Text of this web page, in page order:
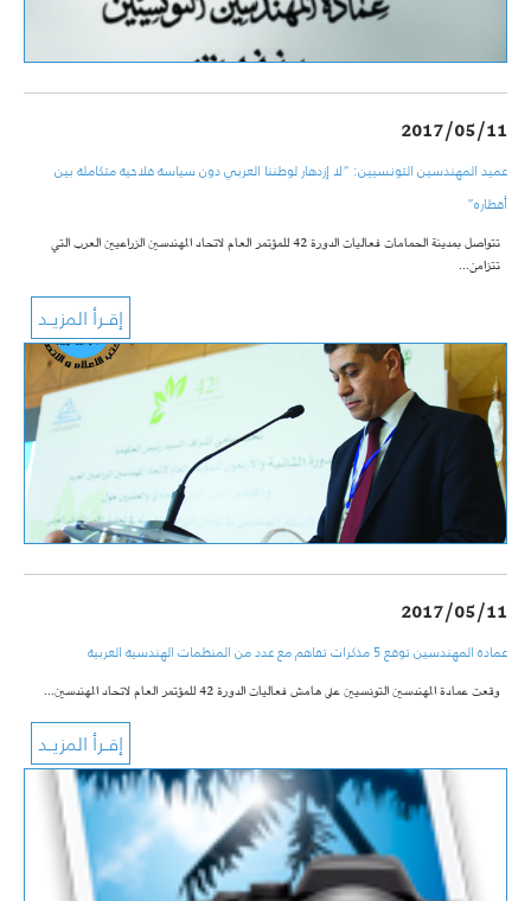
2017/05/11
عميد المهندسين التونسيين: “لا إزدهار لوطننا العربي دون سياسة فلاحية متكاملة بين
أقطاره”
تتواصل بمدينة الحمامات فعاليات الدورة 42 للمؤتمر العام لاتحاد المهندسين الزراعيين العرب التي
تتزامن…
2017/05/11
عمادة المهندسين توقع 5 مذكرات تفاهم مع عدد من المنظمات الهندسية العربية
وقعت عمادة المهندسين التونسيين على هامش فعاليات الدورة 42 للمؤتمر العام لاتحاد المهندسين…